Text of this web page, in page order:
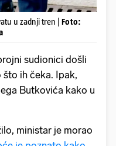
u zadnji tren | Foto:
sudionici došli
što ih čeka. Ipak,
Butkovića kako u
ministar je morao